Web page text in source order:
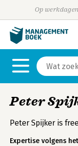
Op
Peter
Peter Spijker is
Expertise volgens